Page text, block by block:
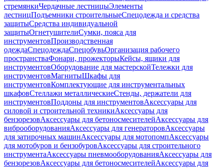
стремянкиЧердачные лестницыЭлементы
лестницПодъемники строительныеСпецодежда и средства
защитыСредства индивидуальной
защитыОгнетушителиСумки, пояса для
инструментовПроизводственная
одеждаСпецодеждаСпецобувьОрганизация рабочего
пространстваФонари, прожекторыКейсы, ящики для
инструментовОборудование для мастерскойТележки для
инструментовМагнитыШкафы для
инструментовКомплектующие для инструментальных
шкафовСтеллажи металлическиеСтенды, держатели для
инструментовПоддоны для инструментовАксессуары для
силовой и строительной техникиАксессуары для
бензорезовАксессуары для бетоносмесителейАксессуары для
виброоборудованияАксессуары для генераторовАксессуары
для затирочных машинАксессуары для мотопомпАксессуары
для мотобуров и бензобуровАксессуары для строительного
инструментаАксессуары пневмооборудованияАксессуары для
бензорезовАксессуары для бетоносмесителейАксессуары для